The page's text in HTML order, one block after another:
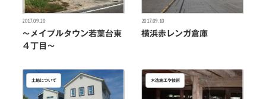
2017.09.20
～メイプルタウン若葉台東
４丁目～
2017.09.10
横浜赤レンガ倉庫
土地について 木造施工や技術